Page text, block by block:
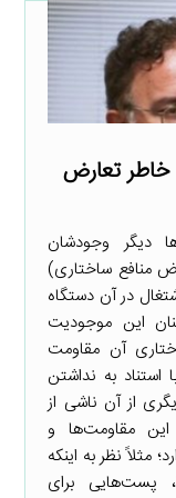
تعارض
دیگر وجودشان
منافع ساختاری)
در آن دستگاه
این موجودیت
آن مقاومت
به نداشتن
از آن ناشی از
مقاومت‌ها و
مثلاً نظر به اینکه
پست‌هایی برای